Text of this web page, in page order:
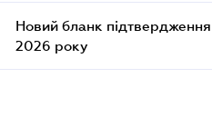
Новий бланк підтвердження
2026 року